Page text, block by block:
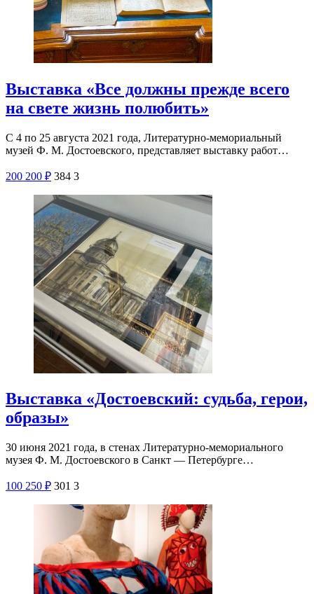
Выставка «Все должны прежде всего
на свете жизнь полюбить»
С 4 по 25 августа 2021 года, Литературно-мемориальный
музей Ф. М. Достоевского, представляет выставку работ…
200 200 ₽ 384 3
Выставка «Достоевский: судьба, герои,
образы»
30 июня 2021 года, в стенах Литературно-мемориального
музея Ф. М. Достоевского в Санкт — Петербурге…
100 250 ₽ 301 3